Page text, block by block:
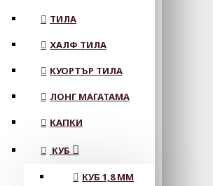
ТИЛА
ХАЛФ ТИЛА
КУОРТЪР ТИЛА
ЛОНГ МАГАТАМА
КАПКИ
КУБ
КУБ 1,8 ММ